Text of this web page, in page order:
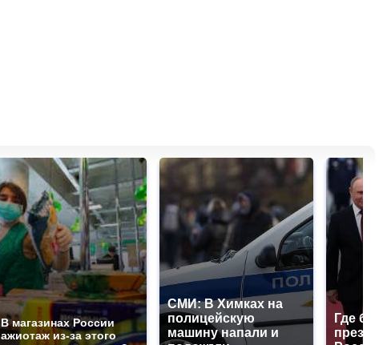
В магазинах России
ажиотаж из-за этого
СМИ: В Химках на
полицейскую
машину напали и
Где